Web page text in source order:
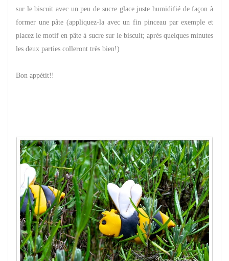
sur le biscuit avec un peu de sucre glace juste humidifié de façon à
former une pâte (appliquez-la avec un fin pinceau par exemple et
placez le motif en pâte à sucre sur le biscuit; après quelques minutes
les deux parties colleront très bien!)
Bon appétit!!